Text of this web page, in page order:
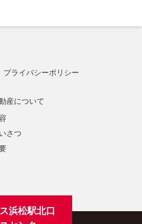
プライバシーポリシー
産について
さつ
浜松駅北口